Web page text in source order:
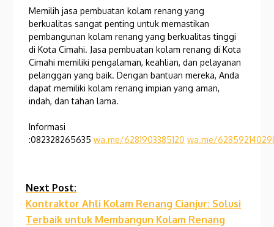
Memilih jasa pembuatan kolam renang yang
berkualitas sangat penting untuk memastikan
pembangunan kolam renang yang berkualitas tinggi
di Kota Cimahi. Jasa pembuatan kolam renang di Kota
Cimahi memiliki pengalaman, keahlian, dan pelayanan
pelanggan yang baik. Dengan bantuan mereka, Anda
dapat memiliki kolam renang impian yang aman,
indah, dan tahan lama.
Informasi
:082328265635wa.me/6281903385120 wa.me/
Continue
Reading
Next Post:
Kontraktor Ahli Kolam Renang Cianjur: Solusi
Terbaik untuk Membangun Kolam Renang